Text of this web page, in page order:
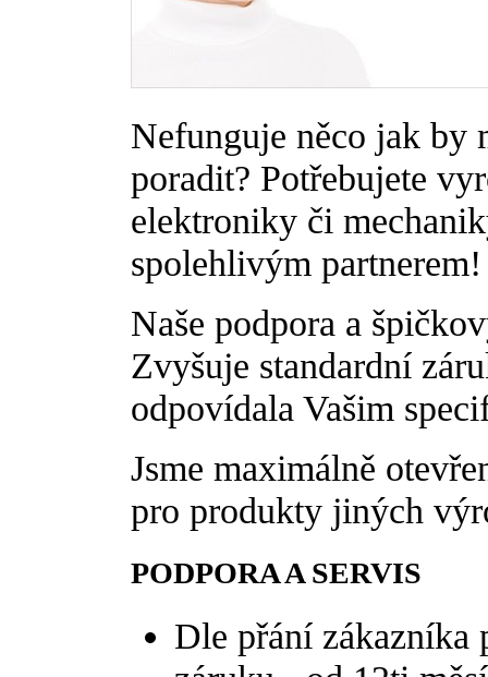
Nefunguje něco jak by
poradit? Potřebujete
elektroniky či
spolehlivým partnerem!
Naše podpora a
Zvyšuje standardní
odpovídala Vašim
Jsme maximálně
pro produkty jiných
PODPORA A SERVIS
Dle přání zákazníka